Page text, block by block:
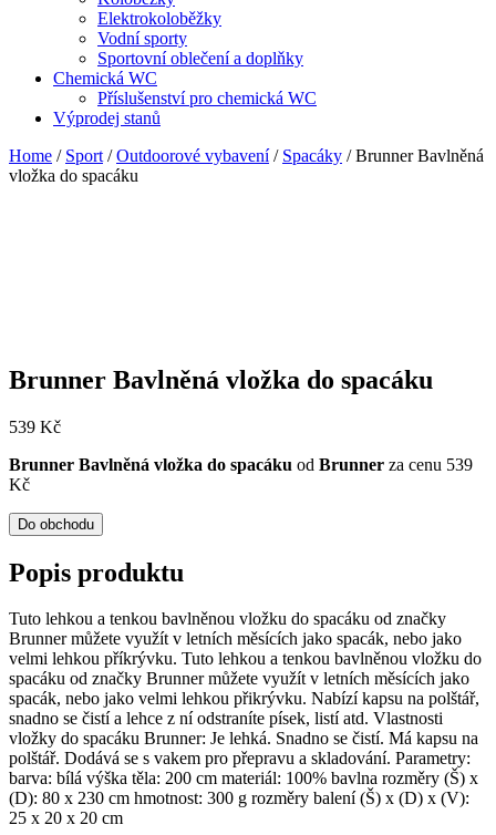
Elektrokoloběžky
Vodní sporty
Sportovní oblečení a doplňky
Chemická WC
Příslušenství pro chemická WC
Výprodej stanů
Home / Sport /Outdoorové vybavení/ Spacáky / Brunner Bavlněná
vložka do spacáku
Brunner Bavlněná vložka do spacáku
539 Kč
Brunner Bavlněná vložka do spacáku od Brunner za cenu 539
Kč
Do obchodu
Popis produktu
Tuto lehkou a tenkou bavlněnou vložku do spacáku od značky
Brunner můžete využít v letních měsících jako spacák, nebo jako
velmi lehkou příkrývku. Tuto lehkou a tenkou bavlněnou vložku do
spacáku od značky Brunner můžete využít v letních měsících jako
spacák, nebo jako velmi lehkou přikrývku. Nabízí kapsu na polštář,
snadno se čistí a lehce z ní odstraníte písek, listí atd. Vlastnosti
vložky do spacáku Brunner: Je lehká. Snadno se čistí. Má kapsu na
polštář. Dodává se s vakem pro přepravu a skladování. Parametry:
barva: bílá výška těla: 200 cm materiál: 100% bavlna rozměry (Š) x
(D): 80 x 230 cm hmotnost: 300 g rozměry balení (Š) x (D) x (V):
25 x 20 x 20 cm